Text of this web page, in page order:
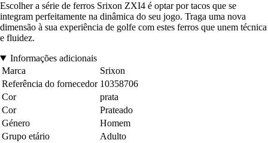
Escolher a série de ferros Srixon ZXI4 é optar por tacos que se
integram perfeitamente na dinâmica do seu jogo. Traga uma nova
dimensão à sua experiência de golfe com estes ferros que unem técnica
e fluidez.
Informações adicionais
Marca
Srixon
Referência do fornecedor 10358706
Cor
prata
Cor
Prateado
Género
Homem
Grupo etário
Adulto